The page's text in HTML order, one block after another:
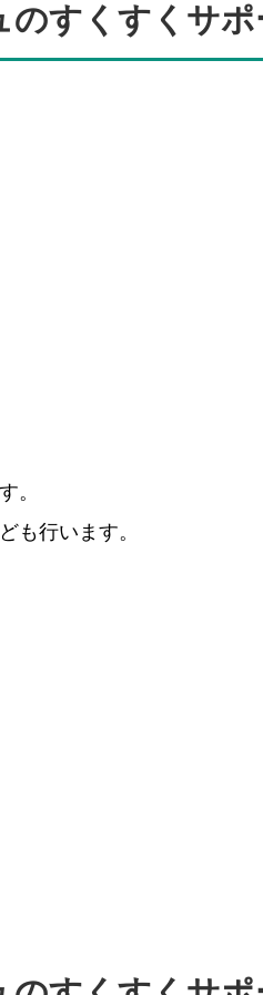
すくすくサポ
。
も行います。